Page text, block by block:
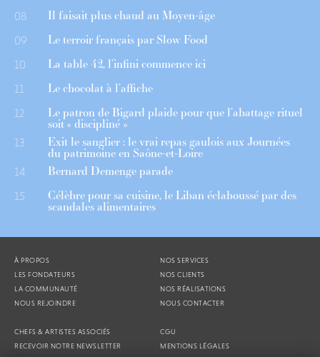
08 Il faisait plus chaud au Moyen-âge
09 Le terroir français par Slow Food
10 La table 42, l’infini commence ici
11 Le chocolat à l’affiche
12 Le patron de Bigard plaide pour que l’abattage rituel
soit « discipliné »
13 Exit le sanglier : le vrai repas gaulois aux Journées
du patrimoine en Saône-et-Loire
14 Bernard Demenge parade
15 Célèbre pour sa cuisine, le Liban éclaboussé par des
scandales alimentaires
À PROPOS
LES FONDATEURS
LA COMMUNAUTÉ
NOUS REJOINDRE
NOS SERVICES
NOS CLIENTS
NOS RÉALISATIONS
NOUS CONTACTER
CHEFS & ARTISTES ASSOCIÉS
RECEVOIR NOTRE NEWSLETTER
CGU
MENTIONS LÉGALES